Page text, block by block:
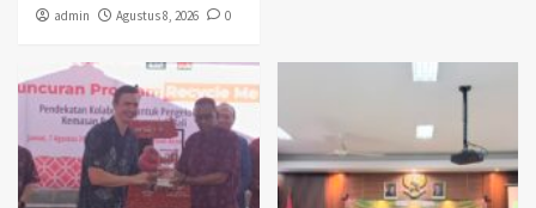
admin Agustus 8, 2026 0